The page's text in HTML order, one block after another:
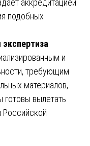
аккредитацией
подобных
экспертиза
и
требующим
материалов,
готовы вылетать
Российской